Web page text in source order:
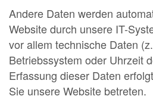
Andere Daten werden
Website durch unsere IT-
vor allem technische Daten
Betriebssystem oder Uhrzeit
Erfassung dieser Daten
Sie unsere Website betreten.